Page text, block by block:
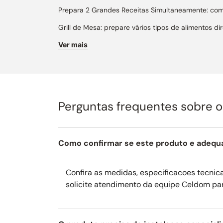
Prepara 2 Grandes Receitas Simultaneamente:
Grill de Mesa: prepare vários tipos de alimentos
Design Profissional: acabamento em aço inox
Trempes Profissionais: em ferro gusa esmaltado
Suporte para Panelas Wok: permite utilizar o
Sistema de Segurança Gas-Stop: presente em
apague.
Ver mais
Perguntas frequentes sobre
Como confirmar se este produto e
Confira as medidas, especificacoes
solicite atendimento da equipe Celdom